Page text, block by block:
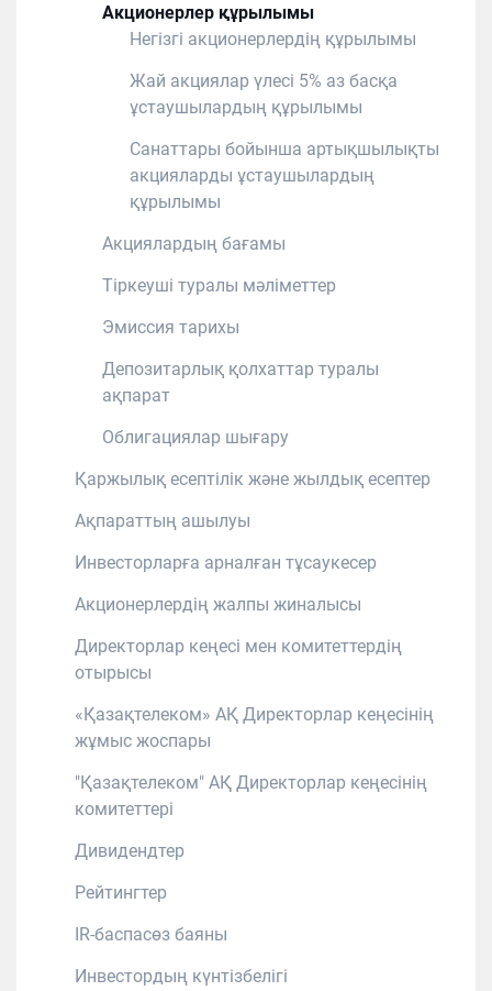
Акционерлер құрылымы
Негізгі акционерлердің құрылымы
Жай акциялар үлесі 5% аз басқа
ұстаушылардың құрылымы
Санаттары бойынша артықшылықты
акцияларды ұстаушылардың
құрылымы
Акциялардың бағамы
Тіркеуші туралы мәліметтер
Эмиссия тарихы
Депозитарлық қолхаттар туралы
ақпарат
Облигациялар шығару
Қаржылық есептілік және жылдық есептер
Ақпараттың ашылуы
Инвесторларға арналған тұсаукесер
Акционерлердің жалпы жиналысы
Директорлар кеңесі мен комитеттердің
отырысы
«Қазақтелеком» АҚ Директорлар кеңесінің
жұмыс жоспары
"Қазақтелеком" АҚ Директорлар кеңесінің
комитеттері
Дивидендтер
Рейтингтер
IR-баспасөз баяны
Инвестордың күнтізбелігі